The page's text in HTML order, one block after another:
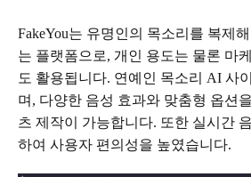
FakeYou는 유명인의 목소리를 복제
는 플랫폼으로, 개인 용도는 물론 마
도 활용됩니다. 연예인 목소리 AI 사
며, 다양한 음성 효과와 맞춤형 옵션
츠 제작이 가능합니다. 또한 실시간
하여 사용자 편의성을 높였습니다.